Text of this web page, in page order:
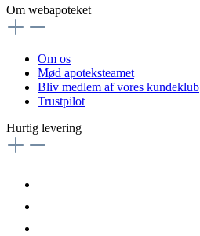
Om webapoteket
Om os
Mød apoteksteamet
Bliv medlem af vores kundeklub
Trustpilot
Hurtig levering